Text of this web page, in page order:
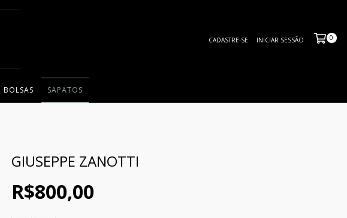
CADASTRE-SE INICIAR SESSÃO 0
BOLSAS SAPATOS
GIUSEPPE ZANOTTI
R$800,00